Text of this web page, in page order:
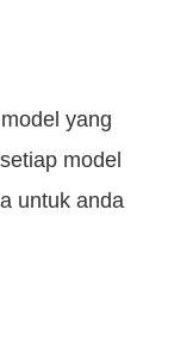
yang
model
untuk anda